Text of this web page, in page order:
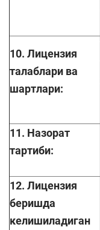
10. Лицензия
талаблари ва
шартлари:
11. Назорат
тартиби:
12. Лицензия
беришда
келишиладиган